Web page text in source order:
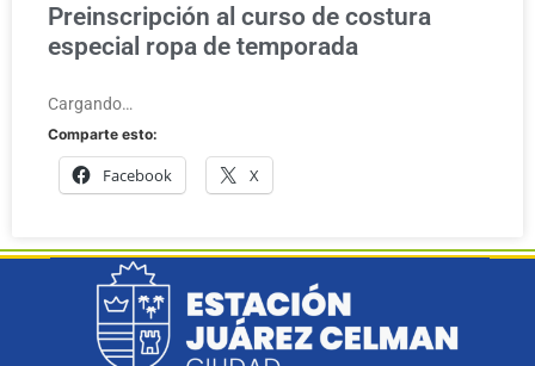
Preinscripción al curso de costura
especial ropa de temporada
Cargando…
Comparte esto:
Facebook X